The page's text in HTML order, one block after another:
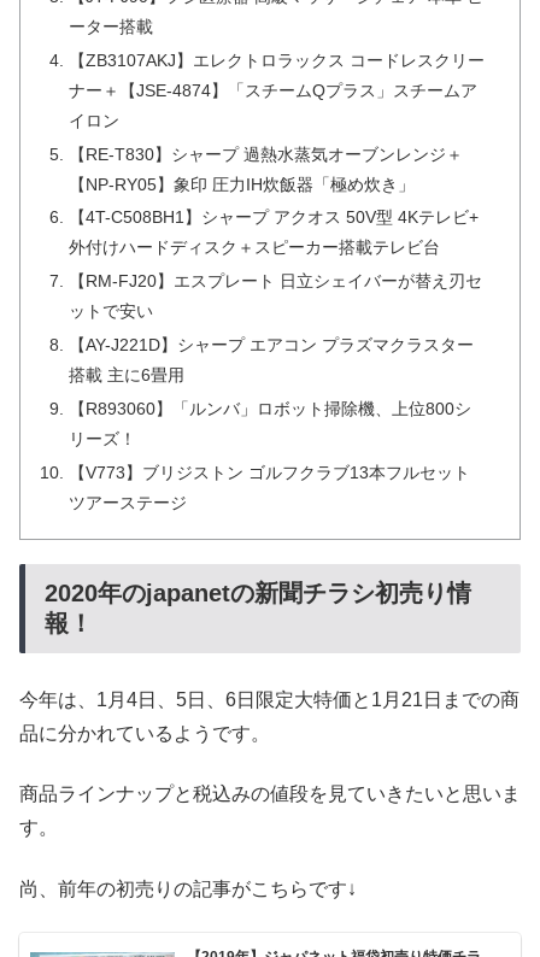
ーター搭載
【ZB3107AKJ】エレクトロラックス コードレスクリー
ナー＋【JSE-4874】「スチームQプラス」スチームア
イロン
【RE-T830】シャープ 過熱水蒸気オーブンレンジ＋
【NP-RY05】象印 圧力IH炊飯器「極め炊き」
【4T-C508BH1】シャープ アクオス 50V型 4Kテレビ+
外付けハードディスク＋スピーカー搭載テレビ台
【RM-FJ20】エスプレート 日立シェイバーが替え刃セ
ットで安い
【AY-J221D】シャープ エアコン プラズマクラスター
搭載 主に6畳用
【R893060】「ルンバ」ロボット掃除機、上位800シ
リーズ！
【V773】ブリジストン ゴルフクラブ13本フルセット
ツアーステージ
2020年のjapanetの新聞チラシ初売り情
報！
今年は、1月4日、5日、6日限定大特価と1月21日までの商
品に分かれているようです。
商品ラインナップと税込みの値段を見ていきたいと思いま
す。
尚、前年の初売りの記事がこちらです↓